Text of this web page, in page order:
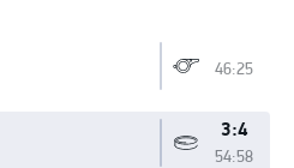
46:25
3:4
54:58